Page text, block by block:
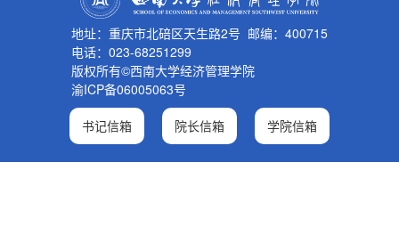
地址：重庆市北碚区天生路2号 邮编：400715
电话：023-68251299
版权所有©西南大学经济管理学院
渝ICP备06005063号
书记信箱 院长信箱 学院信箱